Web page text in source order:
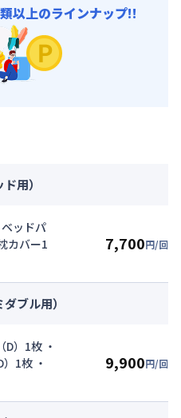
以上のラインナップ!!
用）
ッドパ
カバー1
7,700円/回
ブル用）
）1枚 ・
1枚 ・
9,900円/回